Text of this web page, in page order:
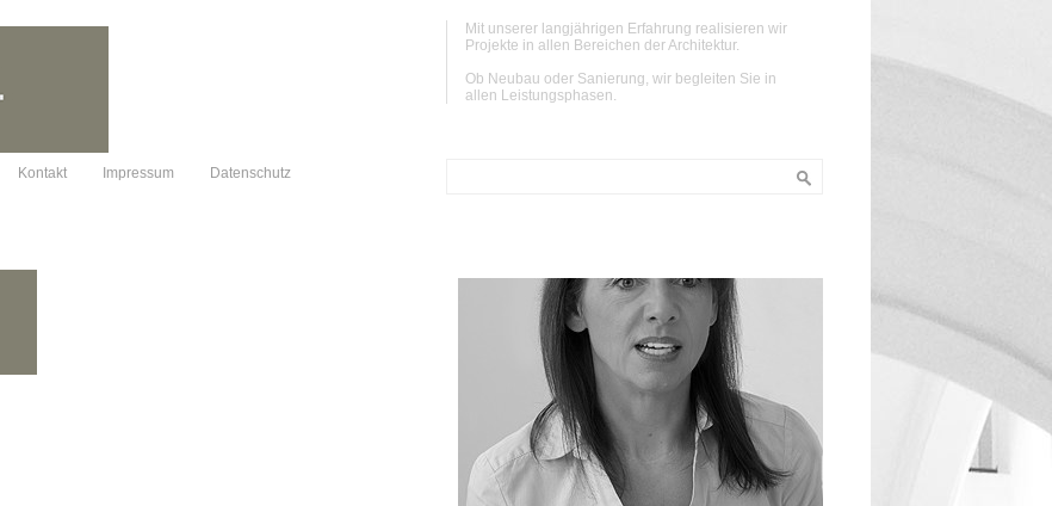
Mit unserer langjährigen Erfahrung realisieren wir
Projekte in allen Bereichen der Architektur.
Ob Neubau oder Sanierung, wir begleiten Sie in
allen Leistungsphasen.
Kontakt Impressum Datenschutz